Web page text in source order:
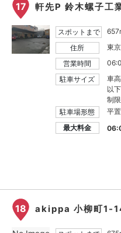
17 軒先P 鈴木螺子工
スポットまで
住所
東
営業時間
駐車サイズ
車
以
制
駐車場形態
平
最大料金
18 akippa 小柳町1-